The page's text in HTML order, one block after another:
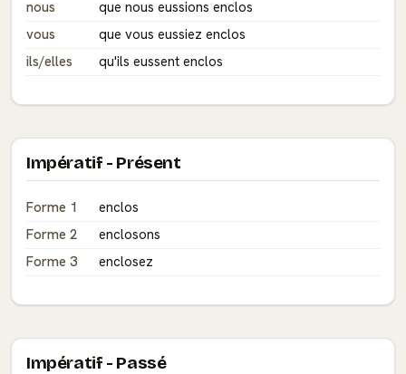
nous
que nous eussions enclos
vous
que vous eussiez enclos
ils/elles
qu'ils eussent enclos
Impératif - Présent
Forme 1
enclos
Forme 2
enclosons
Forme 3
enclosez
Impératif - Passé